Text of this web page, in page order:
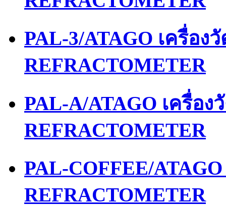
PAL-3/ATAGO เครื่อ
REFRACTOMETER
PAL-A/ATAGO เครื่อ
REFRACTOMETER
PAL-COFFEE/
REFRACTOMETER